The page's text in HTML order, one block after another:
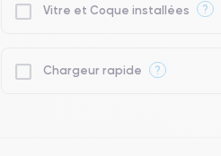
Vitre et Coque installées ?
Chargeur rapide ?